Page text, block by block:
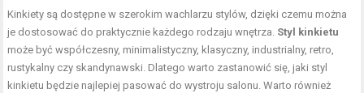
Kinkiety są dostępne w szerokim wachlarzu stylów, dzięki czemu można
je dostosować do praktycznie każdego rodzaju wnętrza. Styl kinkietu
może być współczesny, minimalistyczny, klasyczny, industrialny, retro,
rustykalny czy skandynawski. Dlatego warto zastanowić się, jaki styl
kinkietu będzie najlepiej pasować do wystroju salonu. Warto również